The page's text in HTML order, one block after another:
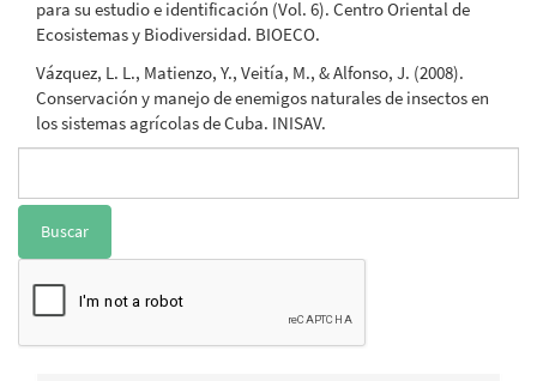
para su estudio e identificación (Vol. 6). Centro Oriental de
Ecosistemas y Biodiversidad. BIOECO.
Vázquez, L. L., Matienzo, Y., Veitía, M., & Alfonso, J. (2008).
Conservación y manejo de enemigos naturales de insectos en
los sistemas agrícolas de Cuba. INISAV.
Buscar